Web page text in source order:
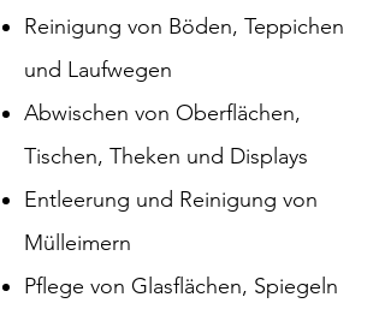
Reinigung von Böden, Teppichen
und Laufwegen
Abwischen von Oberflächen,
Tischen, Theken und Displays
Entleerung und Reinigung von
Mülleimern
Pflege von Glasflächen, Spiegeln